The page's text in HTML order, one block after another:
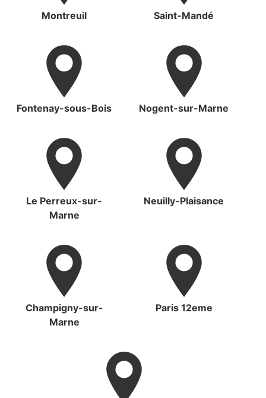
Montreuil Saint-Mandé
Fontenay-sous-Bois Nogent-sur-Marne
Le Perreux-sur-
Marne
Neuilly-Plaisance
Champigny-sur-
Marne
Paris 12eme